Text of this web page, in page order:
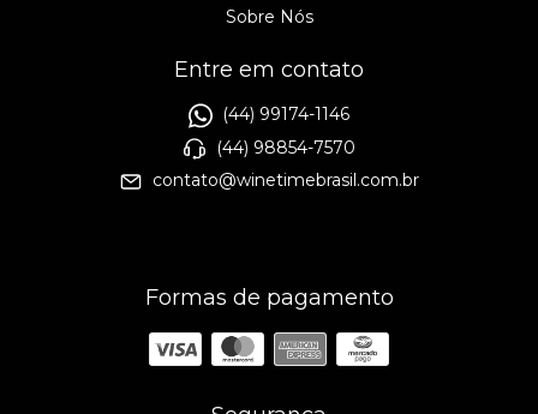
Sobre Nós
Entre em contato
(44) 99174-1146
(44) 98854-7570
contato@winetimebrasil.com.br
Formas de pagamento